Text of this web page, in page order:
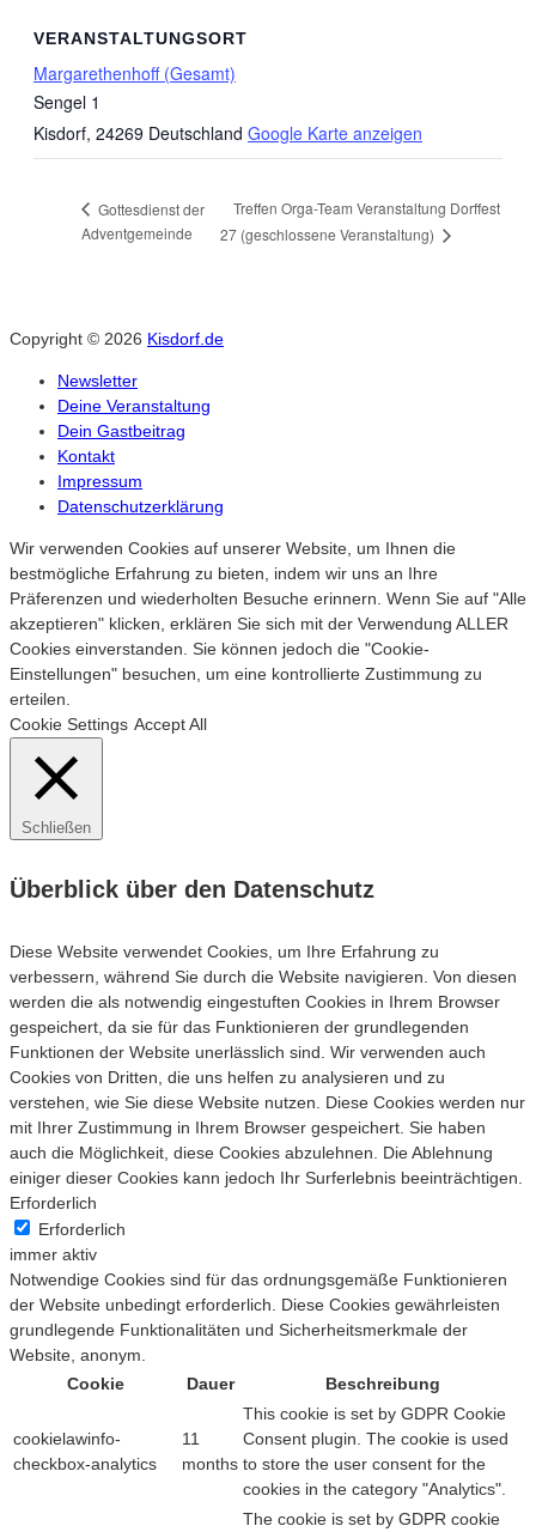
VERANSTALTUNGSORT
Margarethenhoff (Gesamt)
Sengel 1
Kisdorf, 24269 Deutschland Google Karte anzeigen
Gottesdienst der
Adventgemeinde
Treffen Orga-Team Veranstaltung Dorffest
27 (geschlossene Veranstaltung)
Copyright © 2026 Kisdorf.de
Newsletter
Deine Veranstaltung
Dein Gastbeitrag
Kontakt
Impressum
Datenschutzerklärung
Wir verwenden Cookies auf unserer Website, um Ihnen die
bestmögliche Erfahrung zu bieten, indem wir uns an Ihre
Präferenzen und wiederholten Besuche erinnern. Wenn Sie auf "Alle
akzeptieren" klicken, erklären Sie sich mit der Verwendung ALLER
Cookies einverstanden. Sie können jedoch die "Cookie-
Einstellungen" besuchen, um eine kontrollierte Zustimmung zu
erteilen.
Cookie Settings Accept All
Schließen
Überblick über den Datenschutz
Diese Website verwendet Cookies, um Ihre Erfahrung zu
verbessern, während Sie durch die Website navigieren. Von diesen
werden die als notwendig eingestuften Cookies in Ihrem Browser
gespeichert, da sie für das Funktionieren der grundlegenden
Funktionen der Website unerlässlich sind. Wir verwenden auch
Cookies von Dritten, die uns helfen zu analysieren und zu
verstehen, wie Sie diese Website nutzen. Diese Cookies werden nur
mit Ihrer Zustimmung in Ihrem Browser gespeichert. Sie haben
auch die Möglichkeit, diese Cookies abzulehnen. Die Ablehnung
einiger dieser Cookies kann jedoch Ihr Surferlebnis beeinträchtigen.
Erforderlich
Erforderlich
immer aktiv
Notwendige Cookies sind für das ordnungsgemäße Funktionieren
der Website unbedingt erforderlich. Diese Cookies gewährleisten
grundlegende Funktionalitäten und Sicherheitsmerkmale der
Website, anonym.
Cookie
Dauer Beschreibung
cookielawinfo-
checkbox-analytics
11
months
This cookie is set by GDPR Cookie
Consent plugin. The cookie is used
to store the user consent for the
cookies in the category "Analytics".
The cookie is set by GDPR cookie